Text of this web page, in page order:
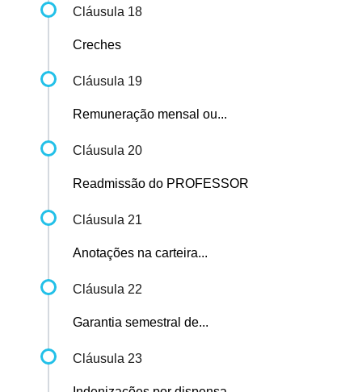
Cláusula 18
Creches
Cláusula 19
Remuneração mensal ou...
Cláusula 20
Readmissão do PROFESSOR
Cláusula 21
Anotações na carteira...
Cláusula 22
Garantia semestral de...
Cláusula 23